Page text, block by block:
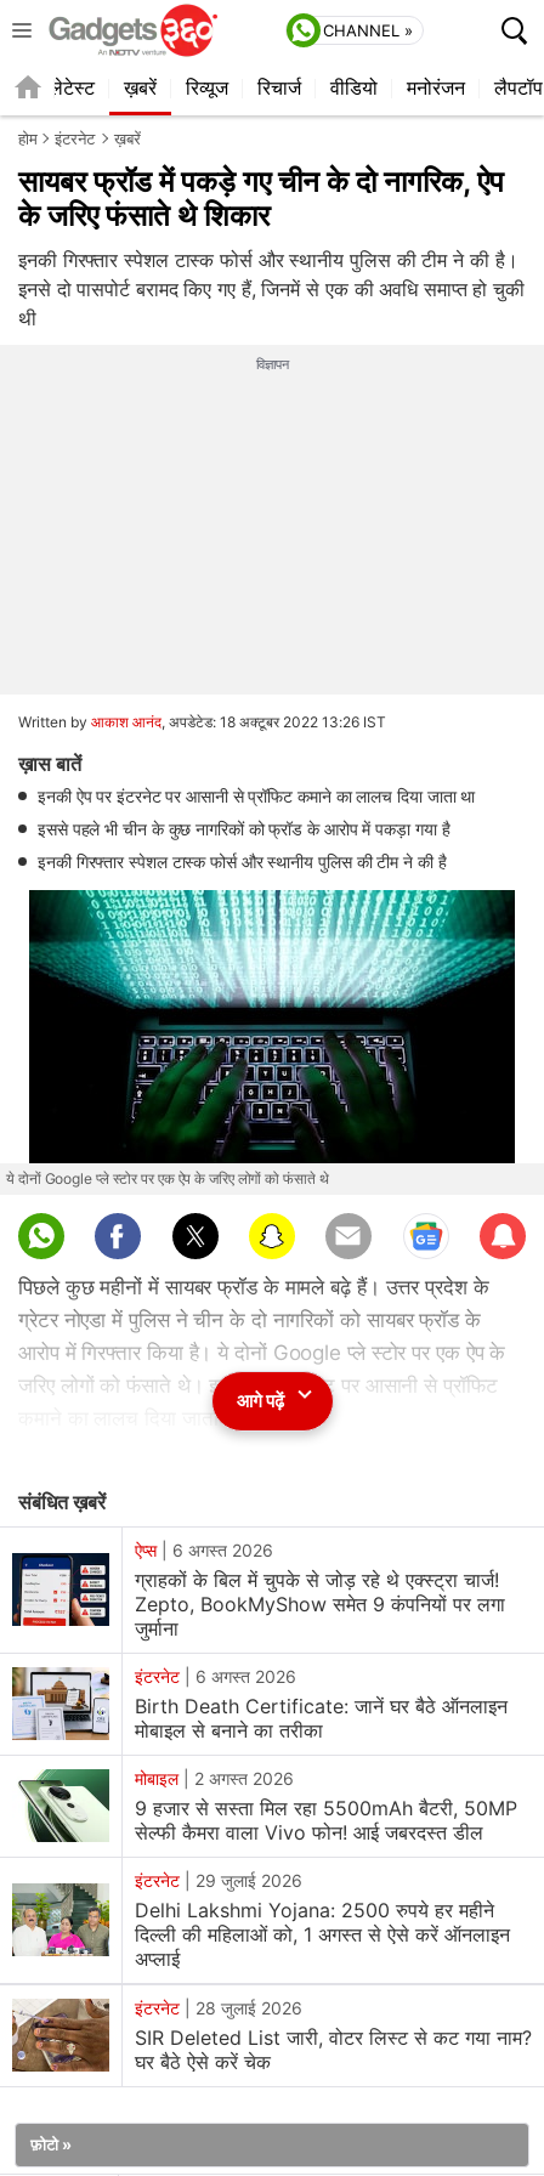
CHANNEL »
लेटेस्ट ख़बरें रिव्यूज रिचार्ज वीडियो मनोरंजन लैपटॉप
होम इंटरनेट ख़बरें
सायबर फ्रॉड में पकड़े गए चीन के दो नागरिक, ऐप
के जरिए फंसाते थे शिकार
इनकी गिरफ्तार स्पेशल टास्क फोर्स और स्थानीय पुलिस की टीम ने की है।
इनसे दो पासपोर्ट बरामद किए गए हैं, जिनमें से एक की अवधि समाप्त हो चुकी
थी
विज्ञापन
Written by आकाश आनंद, अपडेटेड: 18 अक्टूबर 2022 13:26 IST
ख़ास बातें
इनकी ऐप पर इंटरनेट पर आसानी से प्रॉफिट कमाने का लालच दिया जाता था
इससे पहले भी चीन के कुछ नागरिकों को फ्रॉड के आरोप में पकड़ा गया है
इनकी गिरफ्तार स्पेशल टास्क फोर्स और स्थानीय पुलिस की टीम ने की है
ये दोनों Google प्ले स्टोर पर एक ऐप के जरिए लोगों को फंसाते थे
Sub
scri
पिछले कुछ महीनों में सायबर फ्रॉड के मामले बढ़े हैं। उत्तर प्रदेश के
ग्रेटर नोएडा में पुलिस ने चीन के दो नागरिकों को सायबर फ्रॉड के
आरोप में गिरफ्तार किया है। ये दोनों Google प्ले स्टोर पर एक ऐप के
जरिए लोगों को फंसाते थे। इस ऐप से इंटरनेट पर आसानी से प्रॉफिट
कमाने का लालच दिया जाता था।
ने की है। इनकी पहचान Feng Chenjin और Huang Kuan के
तौर पर हुई है। इनसे दो पासपोर्ट बरामद किए गए हैं, जिनमें से एक की
अवधि समाप्त हो चुकी थी। पुलिस ने बताया कि इनसे 150 से अधिक
SIM कार्ड, दो लैपटॉप, 30,000 रुपये, 110 युआन के साथ ही कुछ
अन्य देशों की करेंसी भी बरामद हुई है। इनसे कुछ महत्वपूर्ण दस्तावेज भी
जब्त किए गए हैं। इन दोनों को जेल भेज दिया गया है और इस मामले की
जांच की जा रही है। इनके खिलाफ ठगी, जाली दस्तावेज रखने और
इनफॉर्मेशन टेक्नोलॉजी एक्ट के प्रावधानों के तहत मामला दर्ज किया गया
है।
पिछले महीने इंटरनेट सर्च इंजनGoogleको सरकार ने गैर कानूनी
लेंडिंग ऐप्स का इस्तेमाल रोकने के लिए कड़े नियम लागू करने के लिए
कहा था। मिनिस्ट्री ऑफ इलेक्ट्रॉनिक्स एंड इनफॉर्मेशन टेक्नोलॉजी
((MeitY) और रिजर्व बैंक ऑफ इंडिया ( RBI) ने गूगल को इन ऐप्स पर
लगाम लगाने का निर्देश दिया था। डिजिटल लेंडिंग सेगमेंट में धोखाधड़ी
के मामले बढ़ने के बाद RBI ने हाल ही में लेंडर्स से डिजिटल लेंडिंग
सर्विसेज के लिए कड़े नियम बनाने को कहा था।
फाइनेंशियल सर्विसेज ऐप्स के लिए अपनी स्टोर डिवेलपर प्रोग्राम पॉलिसी
आगे पढ़ें
संबंधित ख़बरें
ऐप्स| 6 अगस्त 2026
ग्राहकों के बिल में चुपके से जोड़ रहे थे एक्स्ट्रा चार्ज!
Zepto, BookMyShow समेत 9 कंपनियों पर लगा
जुर्माना
इंटरनेट 6 अगस्त 2026
Birth Death Certificate: जानें घर बैठे ऑनलाइन
मोबाइल से बनाने का तरीका
मोबाइल| 2 अगस्त 2026
9 हजार से सस्ता मिल रहा 5500mAh बैटरी, 50MP
सेल्फी कैमरा वाला Vivo फोन! आई जबरदस्त डील
इंटरनेट 29 जुलाई 2026
Delhi Lakshmi Yojana: 2500 रुपये हर महीने
दिल्ली की महिलाओं को, 1 अगस्त से ऐसे करें ऑनलाइन
अप्लाई
इंटरनेट 28 जुलाई 2026
SIR Deleted List जारी, वोटर लिस्ट से कट गया नाम?
घर बैठे ऐसे करें चेक
फ़ोटो »